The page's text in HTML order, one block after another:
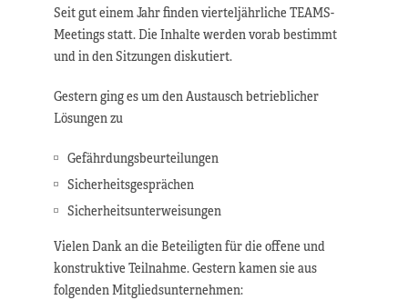
Seit gut einem Jahr finden vierteljährliche TEAMS-
Meetings statt. Die Inhalte werden vorab bestimmt
und in den Sitzungen diskutiert.
Gestern ging es um den Austausch betrieblicher
Lösungen zu
Gefährdungsbeurteilungen
Sicherheitsgesprächen
Sicherheitsunterweisungen
Vielen Dank an die Beteiligten für die offene und
konstruktive Teilnahme. Gestern kamen sie aus
folgenden Mitgliedsunternehmen: